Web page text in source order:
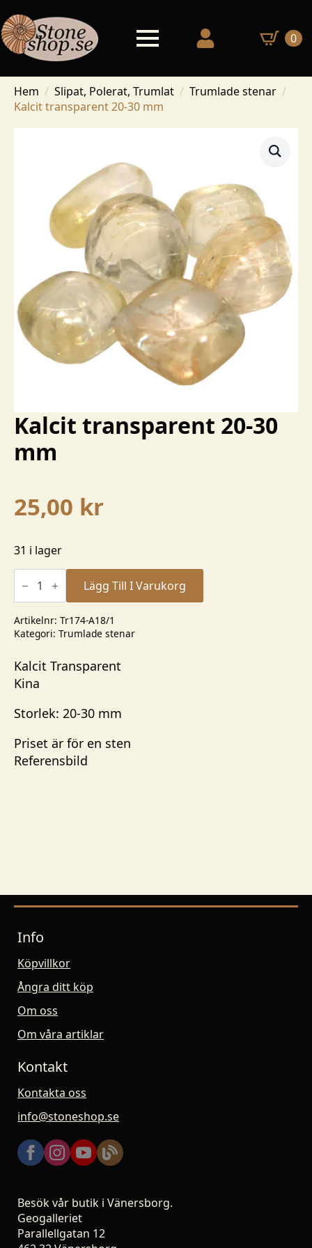
0
Hem Slipat, Polerat, Trumlat
Trumlade stenar
Kalcit transparent 20-30 mm
Kalcit transparent 20-30
mm
25,00 kr
31 i lager
Kalcit
transparent
30
mm
mängd
Lägg Till I Varukorg
Artikelnr: Tr174-A18/1
Kategori: Trumlade stenar
Kalcit Transparent
Kina
Storlek: 20-30 mm
Priset är för en sten
Referensbild
Info
Köpvillkor
Ångra ditt köp
Om oss
Om våra artiklar
Kontakt
Kontakta oss
info@stoneshop.se
Besök vår butik i Vänersborg.
Geogalleriet
Parallellgatan 12